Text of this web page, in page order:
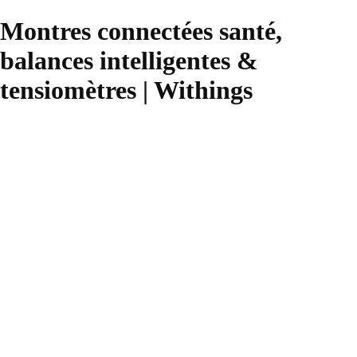
Montres connectées santé,
balances intelligentes &
tensiomètres | Withings